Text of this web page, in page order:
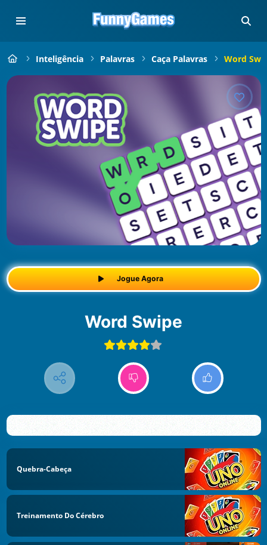
Inteligência Palavras Caça Palavras Word
Jogue Agora
Word Swipe
Quebra-Cabeça
Treinamento Do Cérebro